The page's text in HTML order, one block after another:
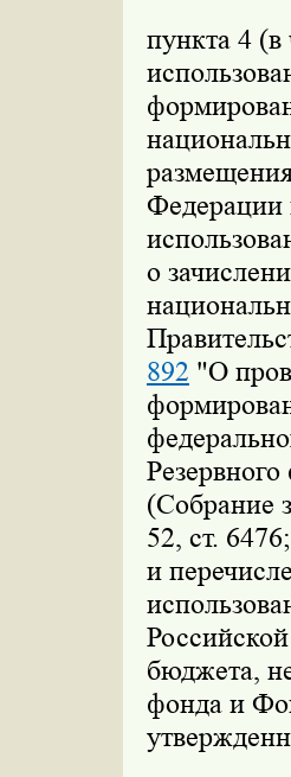
пункта 4 (в
Федерации
о
892 "О
(Собрание
52, ст.
и
бюджета,
фонда и